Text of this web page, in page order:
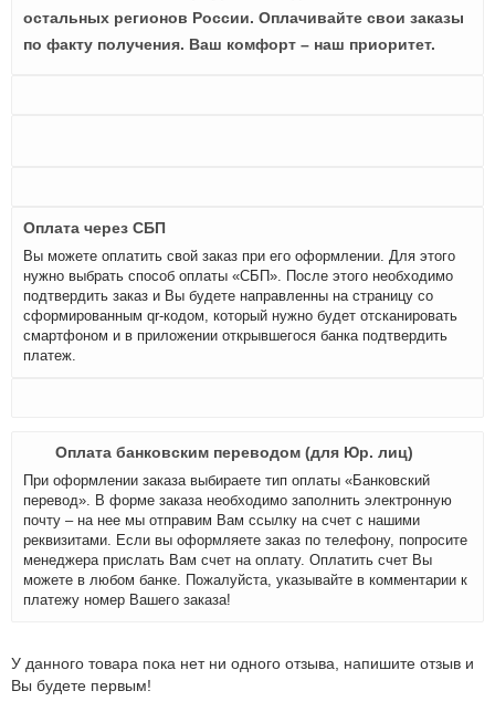
остальных регионов России. Оплачивайте свои заказы
по факту получения. Ваш комфорт – наш приоритет.
Оплата через СБП
Вы можете оплатить свой заказ при его оформлении. Для этого
нужно выбрать способ оплаты «СБП». После этого необходимо
подтвердить заказ и Вы будете направленны на страницу со
сформированным qr-кодом, который нужно будет отсканировать
смартфоном и в приложении открывшегося банка подтвердить
платеж.
Оплата банковским переводом (для Юр. лиц)
При оформлении заказа выбираете тип оплаты «Банковский
перевод». В форме заказа необходимо заполнить электронную
почту – на нее мы отправим Вам ссылку на счет с нашими
реквизитами. Если вы оформляете заказ по телефону, попросите
менеджера прислать Вам счет на оплату. Оплатить счет Вы
можете в любом банке. Пожалуйста, указывайте в комментарии к
платежу номер Вашего заказа!
У данного товара пока нет ни одного отзыва, напишите отзыв и
Вы будете первым!